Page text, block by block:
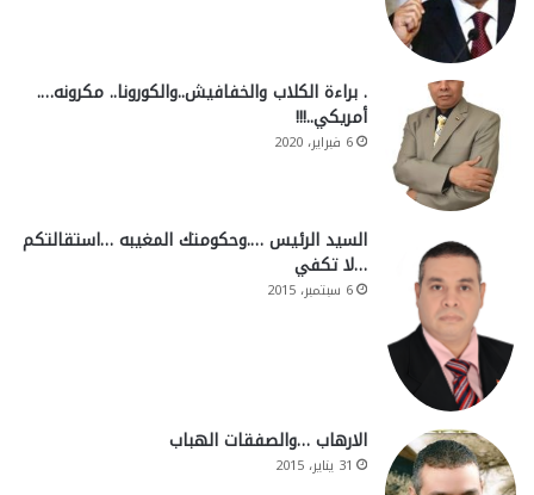
. براءة الكلاب والخفافيش..والكورونا.. مكرونه….
أمريكي..!!!
6 فبراير، 2020
السيد الرئيس ….وحكومتك المغيبه …استقالتكم
…لا تكفي
6 سبتمبر، 2015
الارهاب …والصفقات الهباب
31 يناير، 2015